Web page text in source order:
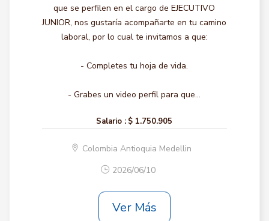
que se perfilen en el cargo de EJECUTIVO
JUNIOR, nos gustaría acompañarte en tu camino
laboral, por lo cual te invitamos a que:
- Completes tu hoja de vida.
- Grabes un video perfil para que...
Salario : $ 1.750.905
Colombia Antioquia Medellin
2026/06/10
Ver Más